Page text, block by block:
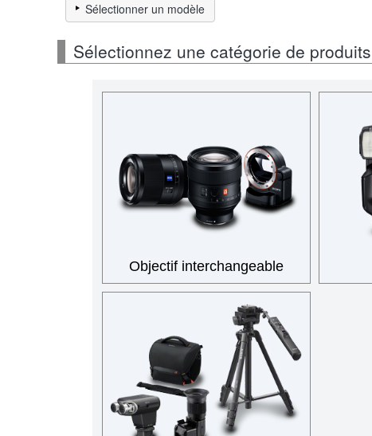
Sélectionner un modèle
Sélectionnez une catégorie de
Objectif interchangeable